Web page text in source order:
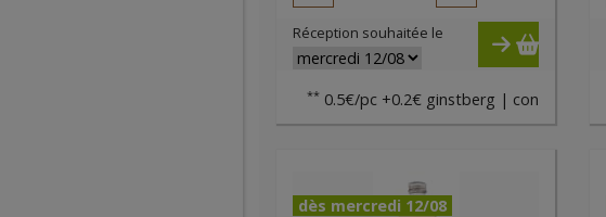
Réception souhaitée le
** 0.5€/pc +0.2€ ginstberg | con
dès mercredi 12/08